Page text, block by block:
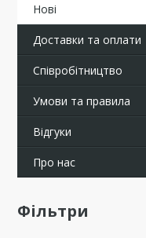
Нові
Доставки та оплати
Співробітництво
Умови та правила
Відгуки
Про нас
Фільтри